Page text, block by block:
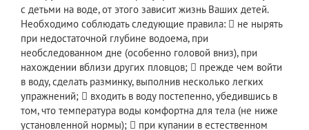
с детьми на воде, от этого зависит жизнь Ваших детей.
Необходимо соблюдать следующие правила:  не нырять
при недостаточной глубине водоема, при
необследованном дне (особенно головой вниз), при
нахождении вблизи других пловцов;  прежде чем войти
в воду, сделать разминку, выполнив несколько легких
упражнений;  входить в воду постепенно, убедившись в
том, что температура воды комфортна для тела (не ниже
установленной нормы);  при купании в естественном